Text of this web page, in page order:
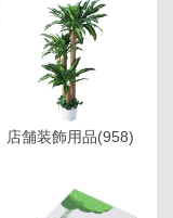
店舗装飾用品(958)